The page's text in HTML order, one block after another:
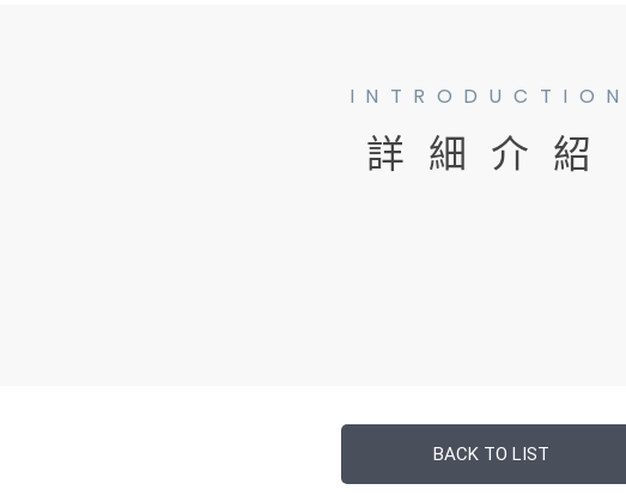
INTRODUCTION
詳細介紹
BACK TO LIST